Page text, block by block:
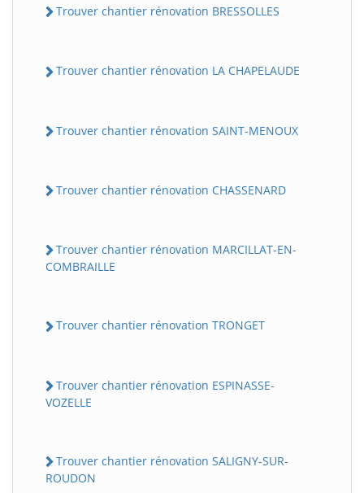
Trouver chantier rénovation BRESSOLLES
Trouver chantier rénovation LA CHAPELAUDE
Trouver chantier rénovation SAINT-MENOUX
Trouver chantier rénovation CHASSENARD
Trouver chantier rénovation MARCILLAT-EN-
COMBRAILLE
Trouver chantier rénovation TRONGET
Trouver chantier rénovation ESPINASSE-
VOZELLE
Trouver chantier rénovation SALIGNY-SUR-
ROUDON